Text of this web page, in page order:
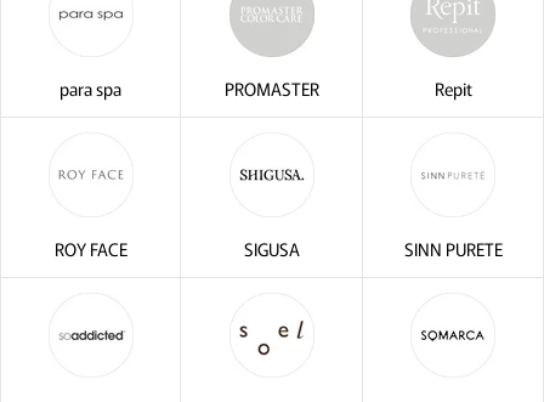
para spa PROMASTER Repit
ROY FACE SIGUSA SINN PURETE